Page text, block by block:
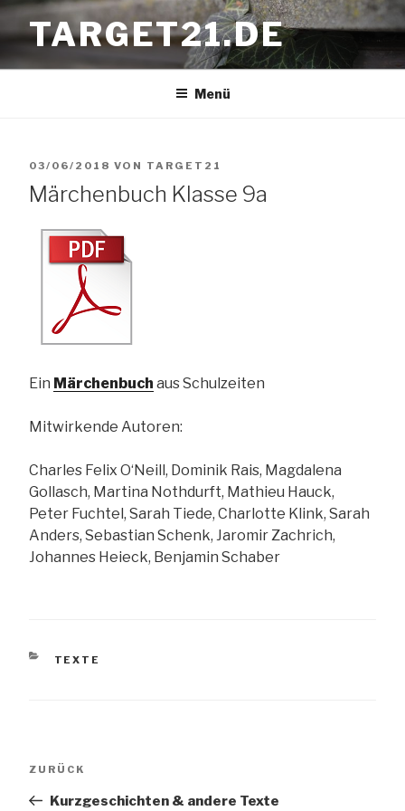
Zum
InhaltTARGET21.DE
Menü
VERÖFFENTLICHT
AM
03/06/2018 VON TARGET21
Märchenbuch Klasse 9a
Ein Märchenbuch aus Schulzeiten
Mitwirkende Autoren:
Charles Felix O‘Neill, Dominik Rais, Magdalena
Gollasch, Martina Nothdurft, Mathieu Hauck,
Peter Fuchtel, Sarah Tiede, Charlotte Klink, Sarah
Anders, Sebastian Schenk, Jaromir Zachrich,
Johannes Heieck, Benjamin Schaber
KATEGORIEN
TEXTE
Vorheriger
ZURÜCK
Kurzgeschichten & andere Texte